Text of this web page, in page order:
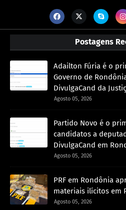
Postagens
Adailton Fúria é o
Governo de
DivulgaCand da
Agosto 05, 2026
Partido Novo é o
candidatos a
DivulgaCand em
Agosto 05, 2026
PRF em Rondônia
materiais ilícitos em
Agosto 05, 2026